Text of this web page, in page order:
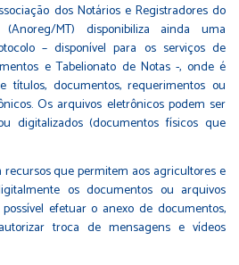
dos Notários e Registradores do
MT) disponibiliza ainda uma
– disponível para os serviços de
e Tabelionato de Notas -, onde é
títulos, documentos, requerimentos ou
Os arquivos eletrônicos podem ser
digitalizados (documentos físicos que
que permitem aos agricultores e
os documentos ou arquivos
efetuar o anexo de documentos,
troca de mensagens e vídeos